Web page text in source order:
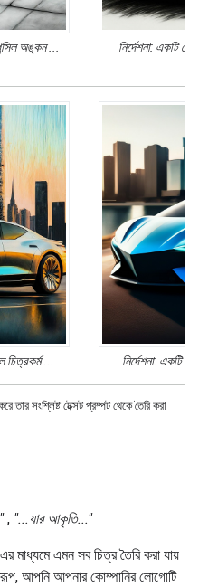
অঙ্কন... নির্দেশনা: একটি
চিত্রকর্ম... নির্দেশনা: একটি
সংশ্লিষ্ট টেক্সট প্রম্পট থেকে তৈরি করা
, "...যার আকৃতি..."
এমন সব চিত্র তৈরি করা যায়
আপনি আপনার কোম্পানির লোগোটি